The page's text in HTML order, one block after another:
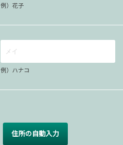
例）花子
例）ハナコ
住所の自動入力